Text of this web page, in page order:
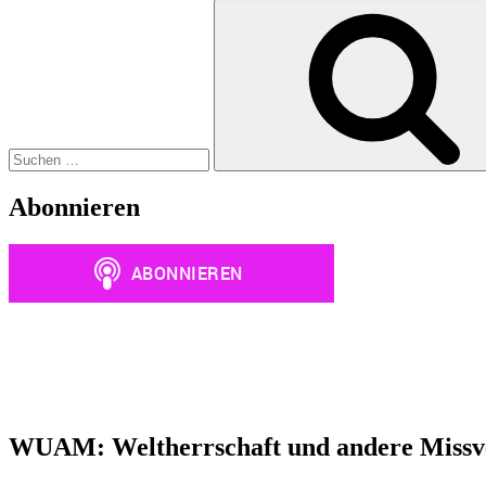
Abonnieren
WUAM: Weltherrschaft und andere